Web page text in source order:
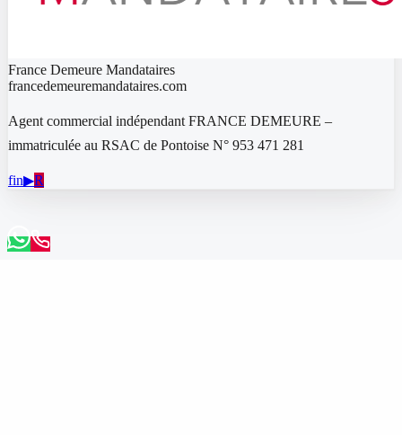
France Demeure Mandataires
francedemeuremandataires.com
Agent commercial indépendant FRANCE DEMEURE –
immatriculée au RSAC de Pontoise N° 953 471 281
fin▶R